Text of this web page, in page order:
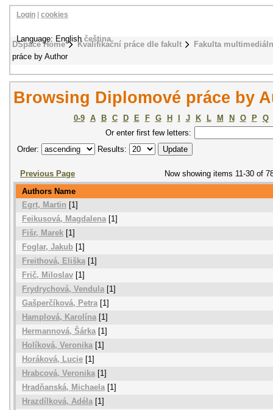
DSpace Home Kvalifikační práce dle fakult
Fakulta
práce by Author
Login cookies
Language: Englishčeština
Browsing Diplomové práce by
0-9 A B C D E F G H J K L M N O P
Q
Or enter first few letters:
Order:
Results:
Previous Page
Now showing items 11-30 of
Authors Name
Egrt, Martin [1]
Feikusová, Magdalena[1]
Fišr, Marek [1]
Foglar, Jakub [1]
Freithová, Eliška [1]
Frič, Miloslav [1]
Frydrychová, Vendula [1]
Gašperčíková, Petra[1]
Hamplová, Karolína [1]
Hermannová, Šárka[1]
Holíková, Veronika [1]
Horáková, Lucie [1]
Hrabcová, Veronika [1]
Hradňanská, Michaela[1]
Hrazdílková, Adéla [1]